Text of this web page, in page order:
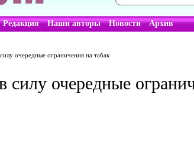
Редакция Наши авторы Новости Архив
очередные ограничения на табак
очередные